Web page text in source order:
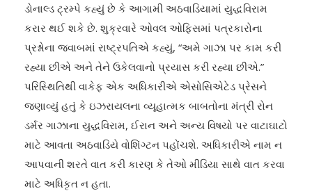
ડોનાલ્ડ ટ્રમ્પે કહ્યું છે કે આગામી અઠવાડિયામાં યુદ્ધવિરામ
કરાર થઈ શકે છે. શુક્રવારે ઓવલ ઓફિસમાં પત્રકારોના
પ્રશ્નોના જવાબમાં રાષ્ટ્રપતિએ કહ્યું, “અમે ગાઝા પર કામ કરી
રહ્યા છીએ અને તેને ઉકેલવાનો પ્રયાસ કરી રહ્યા છીએ.”
પરિસ્થિતિથી વાકેફ એક અધિકારીએ એસોસિએટેડ પ્રેસને
જણાવ્યું હતું કે ઇઝરાયલના વ્યૂહાત્મક બાબતોના મંત્રી રોન
ડર્મર ગાઝાના યુદ્ધવિરામ, ઈરાન અને અન્ય વિષયો પર વાટાઘાટો
માટે આવતા અઠવાડિયે વોશિંગ્ટન પહોંચશે. અધિકારીએ નામ ન
આપવાની શરતે વાત કરી કારણ કે તેઓ મીડિયા સાથે વાત કરવા
માટે અધિકૃત ન હતા.